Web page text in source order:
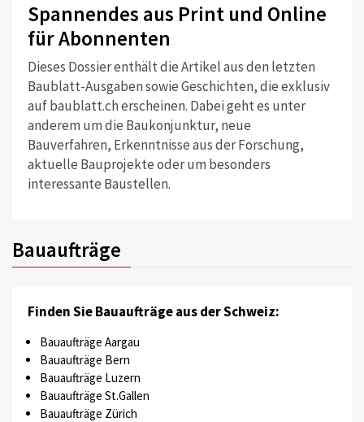
Spannendes aus Print und Online
für Abonnenten
Dieses Dossier enthält die Artikel aus den letzten
Baublatt-Ausgaben sowie Geschichten, die exklusiv
auf baublatt.ch erscheinen. Dabei geht es unter
anderem um die Baukonjunktur, neue
Bauverfahren, Erkenntnisse aus der Forschung,
aktuelle Bauprojekte oder um besonders
interessante Baustellen.
Bauaufträge
Finden Sie Bauaufträge aus der Schweiz:
Bauaufträge Aargau
Bauaufträge Bern
Bauaufträge Luzern
Bauaufträge St.Gallen
Bauaufträge Zürich